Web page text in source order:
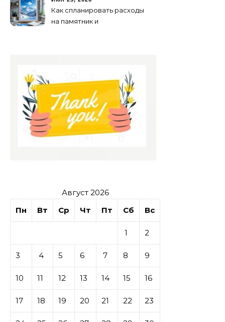
Как спланировать расходы
на памятник и
Август 2026
Пн
Вт Ср Чт Пт Сб Вс
1 2
3 4 5 6 7 8 9
10 11 12 13 14 15 16
17 18 19 20 21 22 23